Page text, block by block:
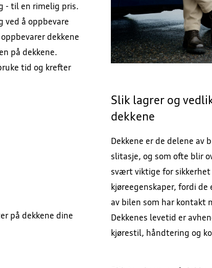
- til en rimelig pris.
ved å oppbevare
dekkene
på dekkene.
tid og krefter
på dekkene dine
Slik lagrer og
dekkene
Dekkene er de delene av
slitasje, og som ofte blir
svært viktige for sikkerhet
kjøreegenskaper, fordi de
av bilen som har kontakt
Dekkenes levetid er
kjørestil, håndtering og